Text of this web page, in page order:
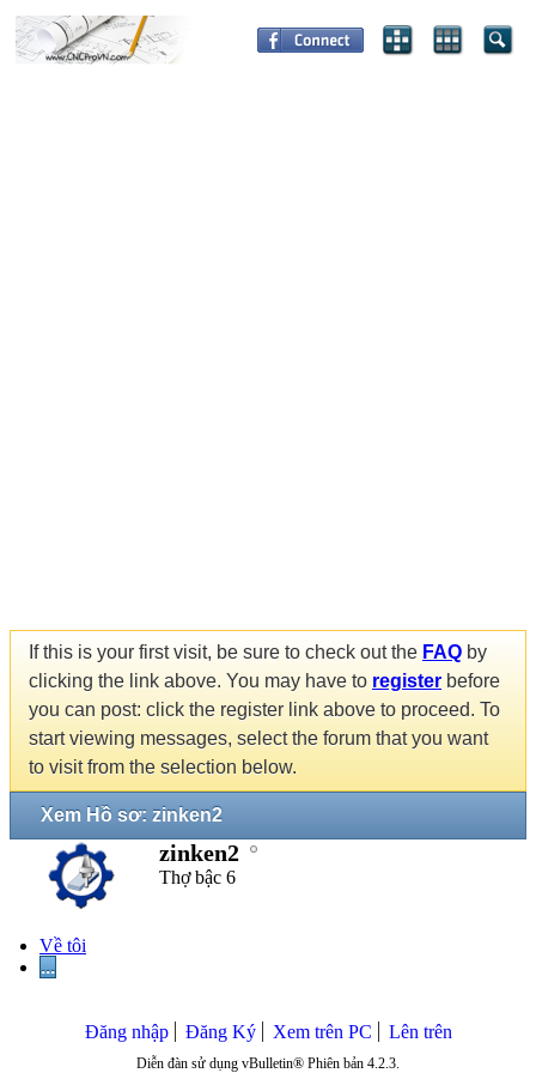
If this is your first visit, be sure to check out the FAQ by
clicking the link above. You may have to register before
you can post: click the register link above to proceed. To
start viewing messages, select the forum that you want
to visit from the selection below.
Xem Hồ sơ: zinken2
zinken2
Thợ bậc 6
Về tôi
...
Đăng nhập Đăng Ký Xem trên PC Lên trên
Diễn đàn sử dụng vBulletin® Phiên bản 4.2.3.